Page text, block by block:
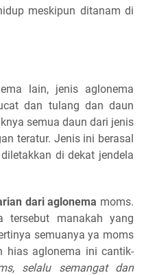
meskipun ditanam di
lain, jenis aglonema
dan tulang dan daun
semua daun dari jenis
teratur. Jenis ini berasal
di dekat jendela
dari aglonema moms.
tersebut manakah yang
semuanya ya moms
hias aglonema ini cantik-
selalu semangat dan